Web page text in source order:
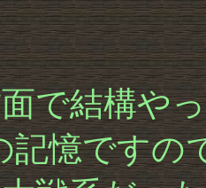
で結構や
記憶ですの